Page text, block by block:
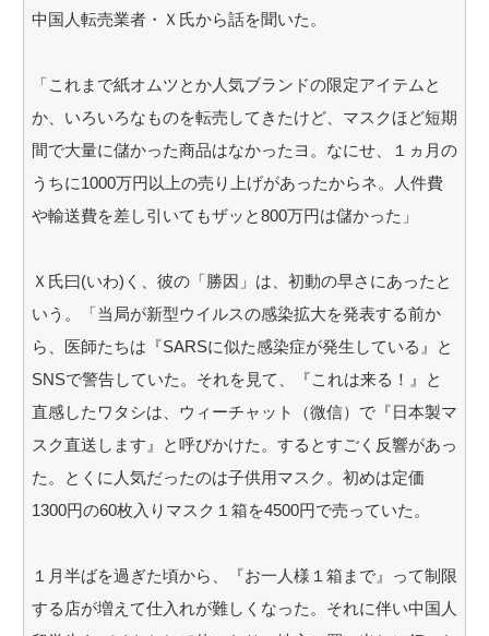
中国人転売業者・Ｘ氏から話を聞いた。
「これまで紙オムツとか人気ブランドの限定アイテムと
か、いろいろなものを転売してきたけど、マスクほど短期
間で大量に儲かった商品はなかったヨ。なにせ、１ヵ月の
うちに1000万円以上の売り上げがあったからネ。人件費
や輸送費を差し引いてもザッと800万円は儲かった」
Ｘ氏曰(いわ)く、彼の「勝因」は、初動の早さにあったと
いう。「当局が新型ウイルスの感染拡大を発表する前か
ら、医師たちは『SARSに似た感染症が発生している』と
SNSで警告していた。それを見て、『これは来る！』と
直感したワタシは、ウィーチャット（微信）で『日本製マ
スク直送します』と呼びかけた。するとすごく反響があっ
た。とくに人気だったのは子供用マスク。初めは定価
1300円の60枚入りマスク１箱を4500円で売っていた。
１月半ばを過ぎた頃から、『お一人様１箱まで』って制限
する店が増えて仕入れが難しくなった。それに伴い中国人